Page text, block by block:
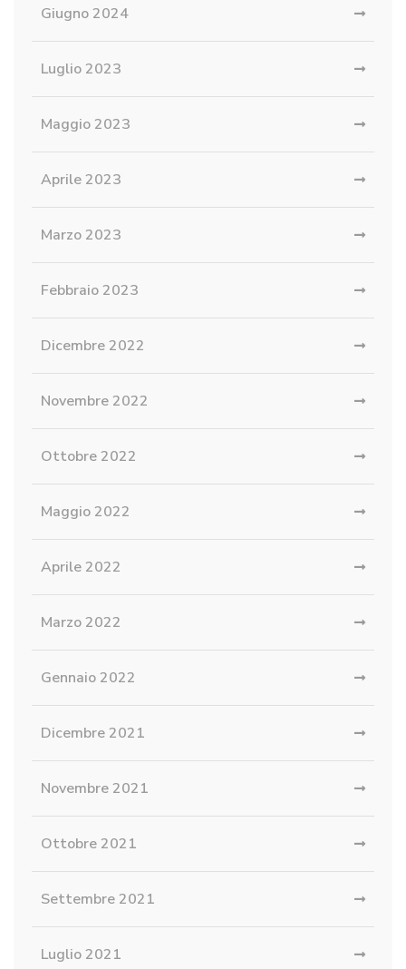
Giugno 2024
Luglio 2023
Maggio 2023
Aprile 2023
Marzo 2023
Febbraio 2023
Dicembre 2022
Novembre 2022
Ottobre 2022
Maggio 2022
Aprile 2022
Marzo 2022
Gennaio 2022
Dicembre 2021
Novembre 2021
Ottobre 2021
Settembre 2021
Luglio 2021